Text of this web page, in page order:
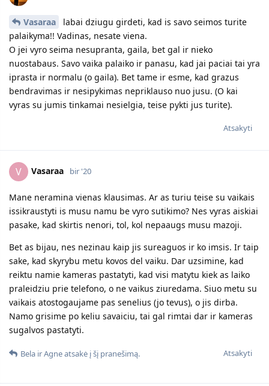
Vasaraa
labai dziugu girdeti, kad is savo seimos turite
palaikyma!! Vadinas, nesate viena.
O jei vyro seima nesupranta, gaila, bet gal ir nieko
nuostabaus. Savo vaika palaiko ir panasu, kad jai paciai tai yra
iprasta ir normalu (o gaila). Bet tame ir esme, kad grazus
bendravimas ir nesipykimas nepriklauso nuo jusu. (O kai
vyras su jumis tinkamai nesielgia, teise pykti jus turite).
Atsakyti
V Vasaraa bir '20
Mane neramina vienas klausimas. Ar as turiu teise su vaikais
issikraustyti is musu namu be vyro sutikimo? Nes vyras aiskiai
pasake, kad skirtis nenori, tol, kol nepaaugs musu mazoji.
Bet as bijau, nes nezinau kaip jis sureaguos ir ko imsis. Ir taip
sake, kad skyrybu metu kovos del vaiku. Dar uzsimine, kad
reiktu namie kameras pastatyti, kad visi matytu kiek as laiko
praleidziu prie telefono, o ne vaikus ziuredama. Siuo metu su
vaikais atostogaujame pas senelius (jo tevus), o jis dirba.
Namo grisime po keliu savaiciu, tai gal rimtai dar ir kameras
sugalvos pastatyti.
Atsakyti
Bela irAgneatsakė į šį pranešimą.